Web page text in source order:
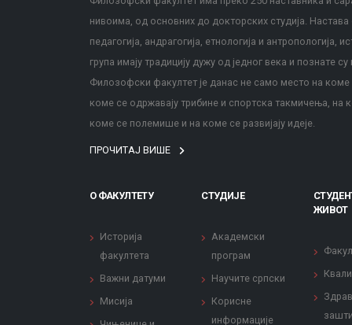
нивоима, од основних до докторских студија. Настава
педагогија, андрагогија, етнологија и антропологија,
група имају традицију дужу од једног века и познате су
Филозофски факултет је данас не само место на коме
коме се одржавају трибине и спортска такмичења,
коме се полемише и на коме се развијају идеје.
ПРОЧИТАЈ ВИШЕ
О ФАКУЛТЕТУ
Историја
факултета
Важни датуми
Мисија
СТУДИЈЕ
Академски
програм
Научите српски
Корисне
информације
ЖИВОТ